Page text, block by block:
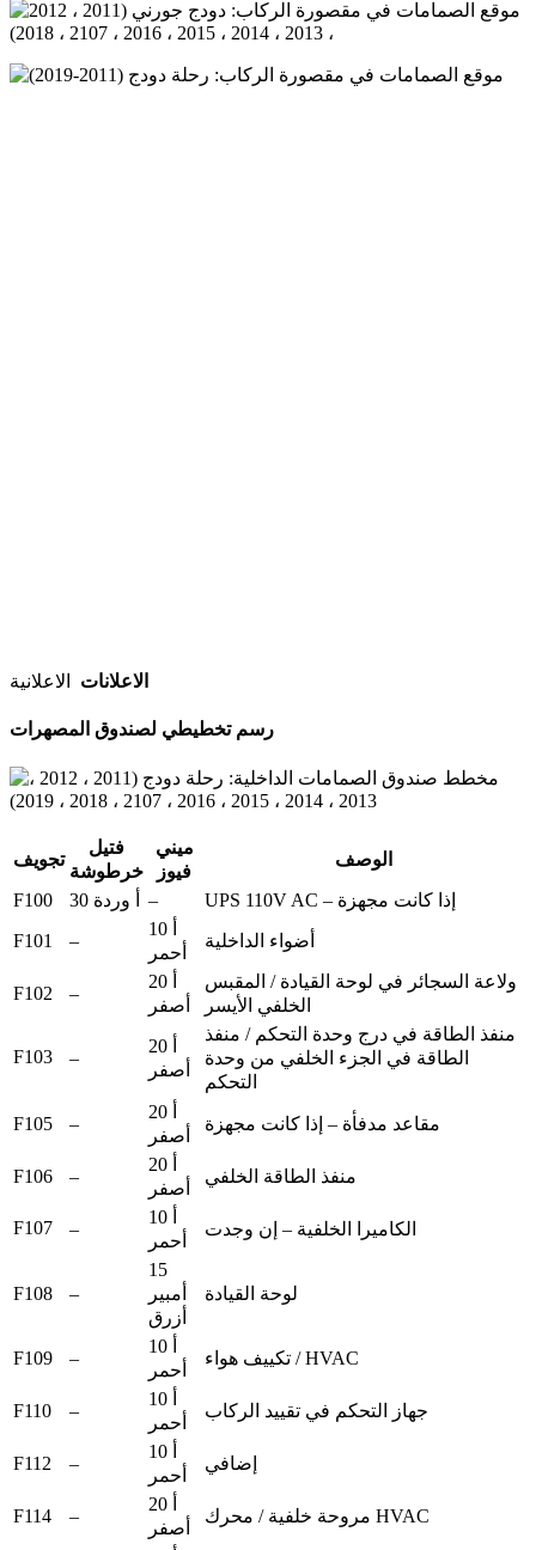
الاعلانات الاعلانية
رسم تخطيطي لصندوق المصهرات
تجويف
فتيل
خرطوشة
ميني
فيوز
الوصف
F100
30 أ وردة –
UPS 110V AC – إذا كانت مجهزة
F101
–
10 أ
أحمر
أضواء الداخلية
F102 –
20 أ
أصفر
ولاعة السجائر في لوحة القيادة / المقبس
الخلفي الأيسر
F103 –
20 أ
أصفر
منفذ الطاقة في درج وحدة التحكم / منفذ
الطاقة في الجزء الخلفي من وحدة
التحكم
F105 –
20 أ
أصفر
مقاعد مدفأة – إذا كانت مجهزة
F106 –
20 أ
أصفر
منفذ الطاقة الخلفي
F107 –
10 أ
أحمر
الكاميرا الخلفية – إن وجدت
F108 –
15
أمبير
أزرق
لوحة القيادة
F109 –
10 أ
أحمر
تكييف هواء / HVAC
F110 –
10 أ
أحمر
جهاز التحكم في تقييد الركاب
F112 –
10 أ
أحمر
إضافي
F114 –
20 أ
أصفر
مروحة خلفية / محرك HVAC